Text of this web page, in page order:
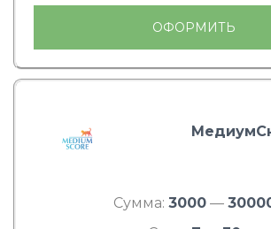
ОФОРМИТЬ
Сумма: 3000—